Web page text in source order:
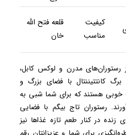
کیفیت
مناسب
قلعه فتح الله
خان
مدرن و لوکس کابل،
کانتتیننتال با فضای بزرگ و
هستند که برای شما شبی به
رستوران تاج بیگم با فضایی
در کنار طعم تازه غذاها نیز